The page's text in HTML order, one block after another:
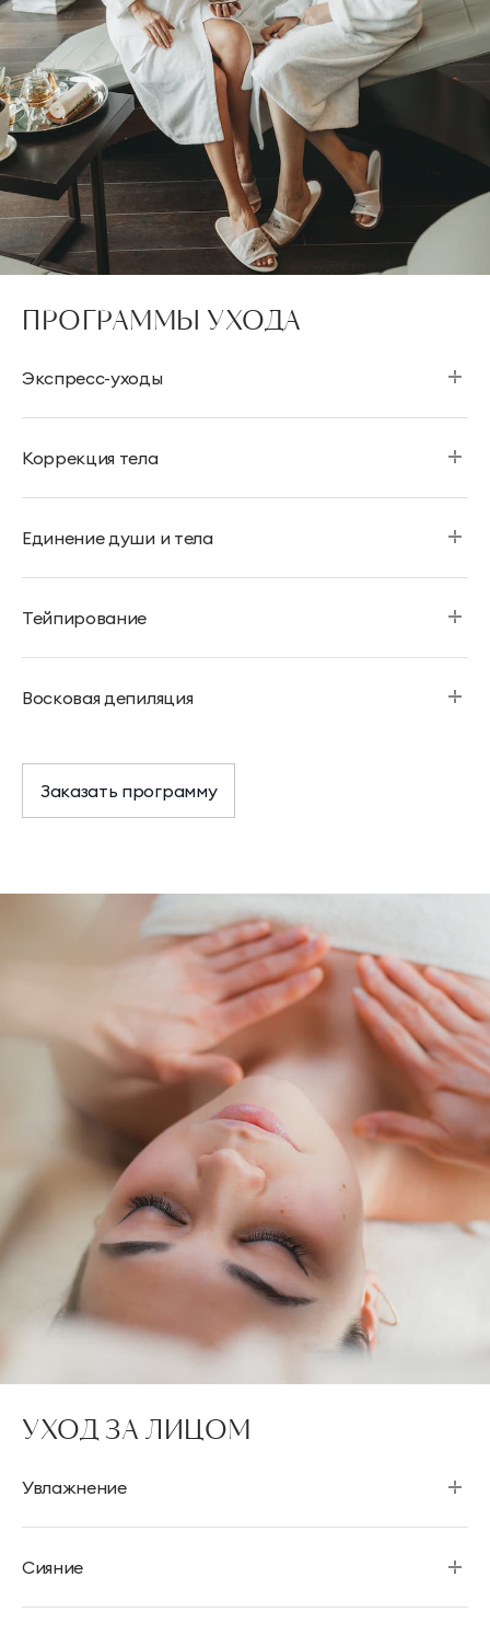
ПРОГРАММЫ УХОДА
Экспресс-уходы
Коррекция тела
Единение души и тела
Тейпирование
Восковая депиляция
Заказать программу
УХОД ЗА ЛИЦОМ
Увлажнение
Сияние